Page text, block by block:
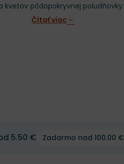
kvetov pôdopokryvnej poludňovky.
Čítať viac
5.50 € Zadarmo nad 100.00 €